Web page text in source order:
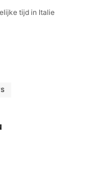
tijd in Italie